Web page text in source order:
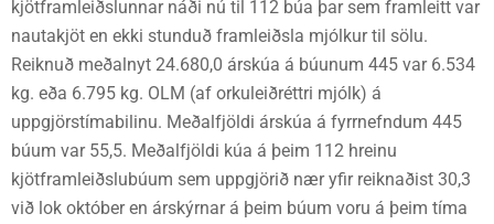
kjötframleiðslunnar náði nú til 112 búa þar sem framleitt var
nautakjöt en ekki stunduð framleiðsla mjólkur til sölu.
Reiknuð meðalnyt 24.680,0 árskúa á búunum 445 var 6.534
kg. eða 6.795 kg. OLM (af orkuleiðréttri mjólk) á
uppgjörstímabilinu. Meðalfjöldi árskúa á fyrrnefndum 445
búum var 55,5. Meðalfjöldi kúa á þeim 112 hreinu
kjötframleiðslubúum sem uppgjörið nær yfir reiknaðist 30,3
við lok október en árskýrnar á þeim búum voru á þeim tíma